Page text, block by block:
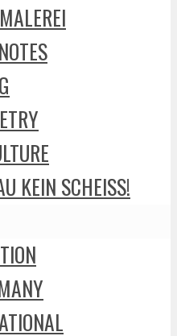
KEIN SCHEISS!